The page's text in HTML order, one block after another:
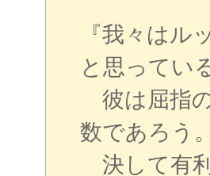
『我々はル
と思ってい
彼は屈指
数であろう。
決して有